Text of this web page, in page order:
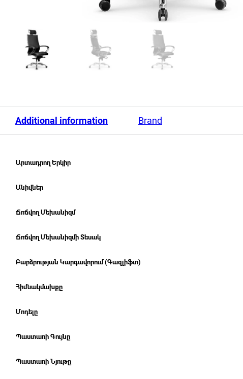
Additional information Brand
Արտադրող Երկիր
Անիվներ
Ճոճվող Մեխանիզմ
Ճոճվող Մեխանիզմի Տեսակ
Բարձրության Կարգավորում (Գազլիֆտ)
Հիմնակմախքը
Մոդելը
Պաստառի Գույնը
Պաստառի Նյութը